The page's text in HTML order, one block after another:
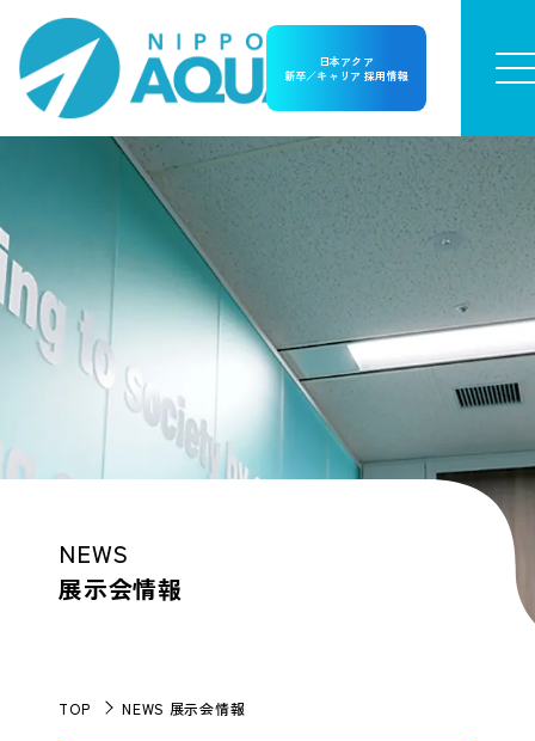
日本アクア
新卒／キャリア 採用情報
NEWS
展示会情報
TOP NEWS 展示会情報